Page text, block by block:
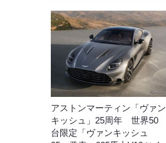
アストンマーティン「ヴァン
キッシュ」25周年 世界50
台限定「ヴァンキッシュ